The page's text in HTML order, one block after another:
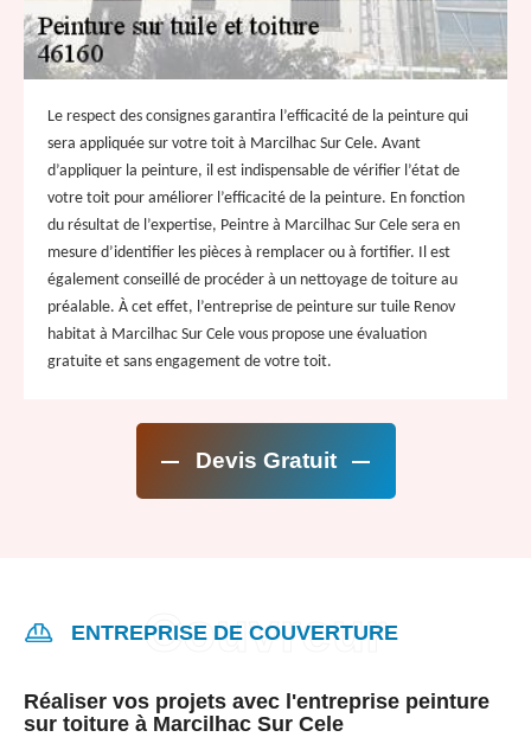
Le respect des consignes garantira l’efficacité de la peinture qui
sera appliquée sur votre toit à Marcilhac Sur Cele. Avant
d’appliquer la peinture, il est indispensable de vérifier l’état de
votre toit pour améliorer l’efficacité de la peinture. En fonction
du résultat de l’expertise, Peintre à Marcilhac Sur Cele sera en
mesure d’identifier les pièces à remplacer ou à fortifier. Il est
également conseillé de procéder à un nettoyage de toiture au
préalable. À cet effet, l’entreprise de peinture sur tuile Renov
habitat à Marcilhac Sur Cele vous propose une évaluation
gratuite et sans engagement de votre toit.
Devis Gratuit
ENTREPRISE DE COUVERTURE
Réaliser vos projets avec l'entreprise peinture
sur toiture à Marcilhac Sur Cele